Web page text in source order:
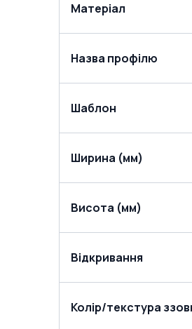
Матеріал
Назва профілю
Шаблон
Ширина (мм)
Висота (мм)
Відкривання
Колір/текстура